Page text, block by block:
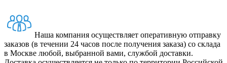
Наша компания осуществляет оперативную отправку
заказов (в течении 24 часов после получения заказа) со склада
в Москве любой, выбранной вами, службой доставки.